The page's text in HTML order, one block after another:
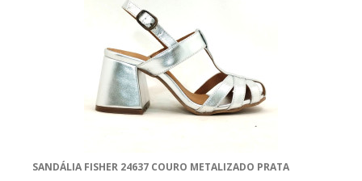
SANDÁLIA FISHER 24637 COURO METALIZADO PRATA